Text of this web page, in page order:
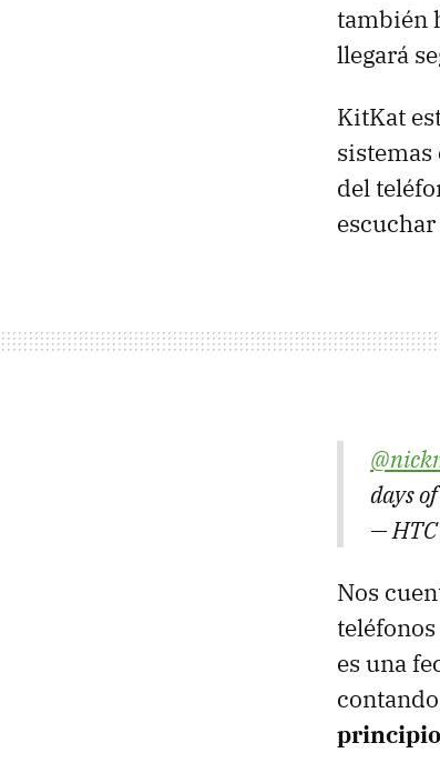
también
llegará
KitKat
del
days
—
Nos
es una